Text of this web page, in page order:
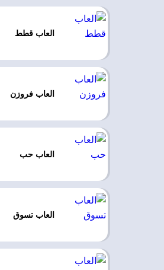
العاب قطط
العاب فروزن
العاب حب
العاب تسوق